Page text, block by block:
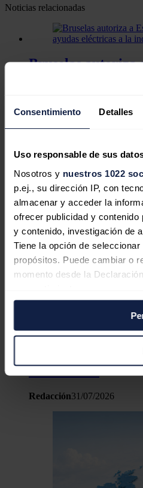
Consentimiento Detalles
Uso responsable de sus
Nosotros y nuestros 1022
p.ej., su dirección IP, con
almacenar y acceder la
ofrecer publicidad y
y contenido, investigación de
Tiene la opción de
propósitos. Puede cambiar o
momento desde la
Si lo permite, también
Recopilar información
puede tener una precisión
Identificar su
características
Obtenga más información
Las cookies de este sitio
y los anuncios, ofrecer
Noticias relacionadas
Bruselas autoriza
La nueva política
un 50% el precio
la industria
Redacción31/07/2026